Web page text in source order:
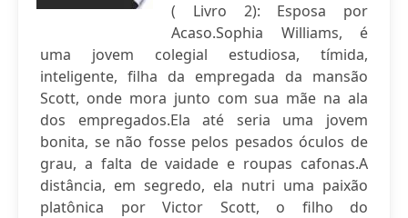
( Livro 2): Esposa por
Acaso.Sophia Williams, é
uma jovem colegial estudiosa, tímida,
inteligente, filha da empregada da mansão
Scott, onde mora junto com sua mãe na ala
dos empregados.Ela até seria uma jovem
bonita, se não fosse pelos pesados óculos de
grau, a falta de vaidade e roupas cafonas.A
distância, em segredo, ela nutri uma paixão
platônica por Victor Scott, o filho do